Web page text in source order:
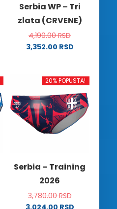
Serbia WP – Tri
zlata (CRVENE)
4,190.00RSD
3,352.00 RSD
ima
varijanti.
Opcije
mogu
biti
stranici
proizvoda.
20% POPUSTA!
Serbia – Training
2026
3,780.00RSD
3,024.00 RSD